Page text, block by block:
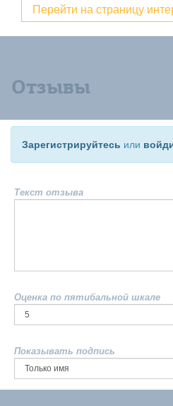
Перейти на страницу
Отзывы
Зарегистрируйтесь или
Текст отзыва
Оценка по пятибальной шкале
Показывать подпись